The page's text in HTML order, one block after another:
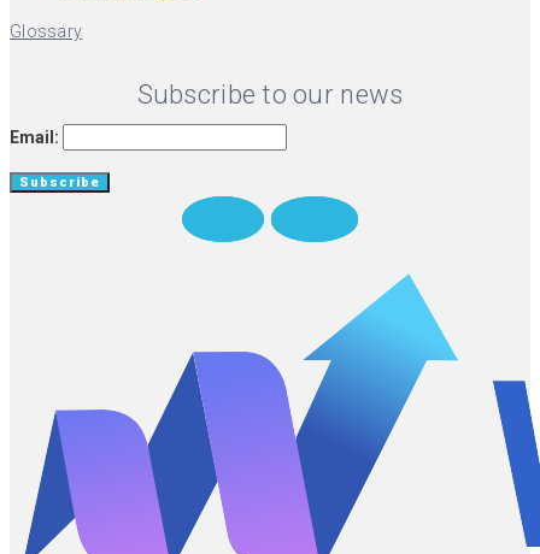
Glossary
Subscribe to our news
Email: